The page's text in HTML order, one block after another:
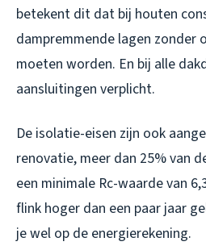
betekent dit dat bij houten
dampremmende lagen zonder
moeten worden. En bij alle
aansluitingen verplicht.
De isolatie-eisen zijn ook
renovatie, meer dan 25% van
een minimale Rc-waarde van
flink hoger dan een paar jaar
je wel op de energierekening.